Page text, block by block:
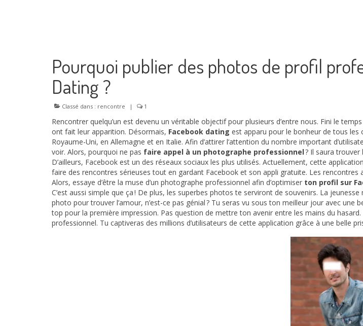
Pourquoi publier des photos de profil
Dating ?
Classé dans : rencontre | 1
Rencontrer quelqu’un est devenu un véritable objectif pour plusieurs d’entre nous. Fini le
ont fait leur apparition. Désormais, Facebook dating est apparu pour le bonheur de tous les
Royaume-Uni, en Allemagne et en Italie. Afin d’attirer l’attention du nombre important
voir. Alors, pourquoi ne pas faire appel à un photographe professionnel? Il saura trouver
D’ailleurs, Facebook est un des réseaux sociaux les plus utilisés. Actuellement, cette
faire des rencontres sérieuses tout en gardant Facebook et son appli gratuite. Les
Alors, essaye d’être la muse d’un photographe professionnel afin d’optimiser ton profil sur
C’est aussi simple que ça ! De plus, les superbes photos te serviront de souvenirs. La
photo pour trouver l’amour, n’est-ce pas génial ? Tu seras vu sous ton meilleur jour avec
top pour la première impression. Pas question de mettre ton avenir entre les mains du
professionnel. Tu captiveras des millions d’utilisateurs de cette application grâce à une belle